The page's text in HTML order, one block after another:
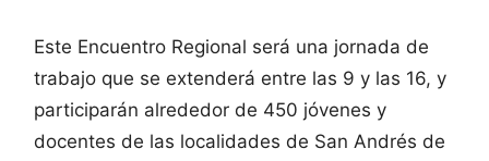
Este Encuentro Regional será una jornada de
trabajo que se extenderá entre las 9 y las 16, y
participarán alrededor de 450 jóvenes y
docentes de las localidades de San Andrés de